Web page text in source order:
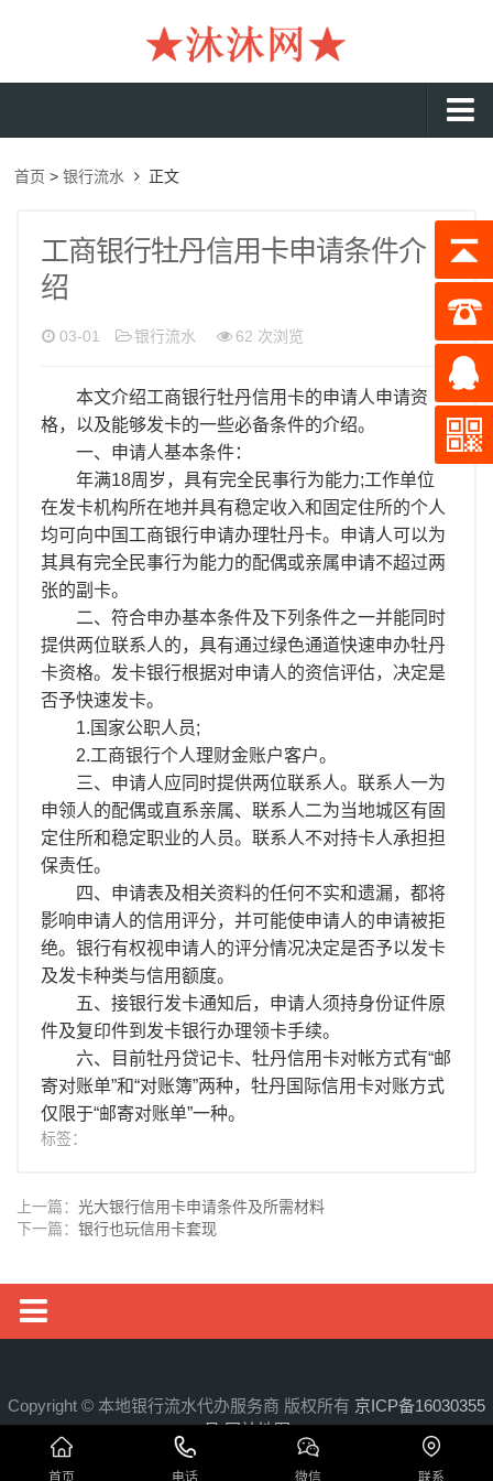
工资流水
入职流水
企业流水
存款证明
在职证明
离职证明
首页 >银行流水 正文
工商银行牡丹信用卡申请条件介
绍
03-01 银行流水 62 次浏览
本文介绍工商银行牡丹信用卡的申请人申请资
格，以及能够发卡的一些必备条件的介绍。
一、申请人基本条件：
年满18周岁，具有完全民事行为能力;工作单位
在发卡机构所在地并具有稳定收入和固定住所的个人
均可向中国工商银行申请办理牡丹卡。申请人可以为
其具有完全民事行为能力的配偶或亲属申请不超过两
张的副卡。
二、符合申办基本条件及下列条件之一并能同时
提供两位联系人的，具有通过绿色通道快速申办牡丹
卡资格。发卡银行根据对申请人的资信评估，决定是
否予快速发卡。
1.国家公职人员;
2.工商银行个人理财金账户客户。
三、申请人应同时提供两位联系人。联系人一为
申领人的配偶或直系亲属、联系人二为当地城区有固
定住所和稳定职业的人员。联系人不对持卡人承担担
保责任。
四、申请表及相关资料的任何不实和遗漏，都将
影响申请人的信用评分，并可能使申请人的申请被拒
绝。银行有权视申请人的评分情况决定是否予以发卡
及发卡种类与信用额度。
五、接银行发卡通知后，申请人须持身份证件原
件及复印件到发卡银行办理领卡手续。
六、目前牡丹贷记卡、牡丹信用卡对帐方式有“邮
寄对账单”和“对账簿”两种，牡丹国际信用卡对账方式
仅限于“邮寄对账单”一种。
标签：
上一篇：光大银行信用卡申请条件及所需材料
下一篇：银行也玩信用卡套现
工资流水
入职流水
Copyright © 本地银行流水代办服务商 版权所有 京ICP备16030355
号 网站地图
首页 电话 微信 联系